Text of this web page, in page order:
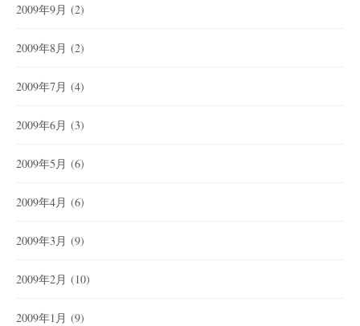
2009年9月 (2)
2009年8月 (2)
2009年7月 (4)
2009年6月 (3)
2009年5月 (6)
2009年4月 (6)
2009年3月 (9)
2009年2月 (10)
2009年1月 (9)